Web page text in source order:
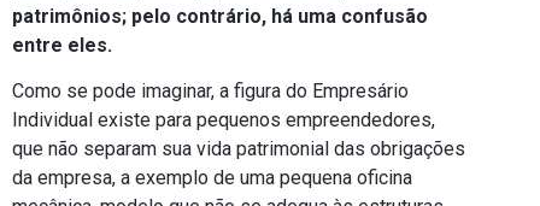
patrimônios; pelo contrário, há uma confusão
entre eles.
Como se pode imaginar, a figura do Empresário
Individual existe para pequenos empreendedores,
que não separam sua vida patrimonial das obrigações
da empresa, a exemplo de uma pequena oficina